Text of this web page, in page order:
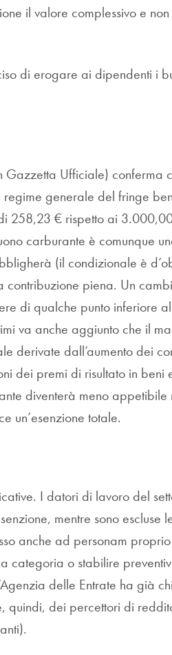
il valore complessivo e
di erogare ai dipendenti i
Ufficiale) conferma
regime generale del fringe
258,23 € rispetto ai
carburante è comunque
(il condizionale è
contribuzione piena. Un
di qualche punto inferiore
va anche aggiunto che il
derivate dall’aumento dei
dei premi di risultato in beni
diventerà meno appetibile
un’esenzione totale.
I datori di lavoro del
mentre sono escluse
anche ad personam
categoria o stabilire
delle Entrate ha già
quindi, dei percettori di